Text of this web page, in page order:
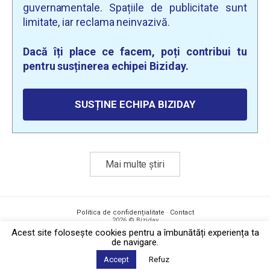
guvernamentale. Spațiile de publicitate sunt
limitate, iar reclama neinvazivă.
Dacă îți place ce facem, poți contribui tu
pentru susținerea echipei Biziday.
SUSȚINE ECHIPA BIZIDAY
Mai multe știri
Politica de confidențialitate · Contact
2026 © Biziday
Acest site foloseşte cookies pentru a îmbunătăți experiența ta
de navigare.
Accept Refuz